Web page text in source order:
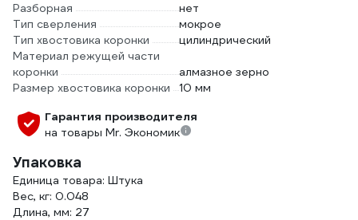
Разборная
нет
Тип сверления
мокрое
Тип хвостовика коронки
цилиндрический
Материал режущей части
коронки
алмазное зерно
Размер хвостовика коронки
10 мм
Гарантия производителя
на товары Mr. Экономик
Упаковка
Единица товара: Штука
Вес, кг: 0.048
Длина, мм: 27